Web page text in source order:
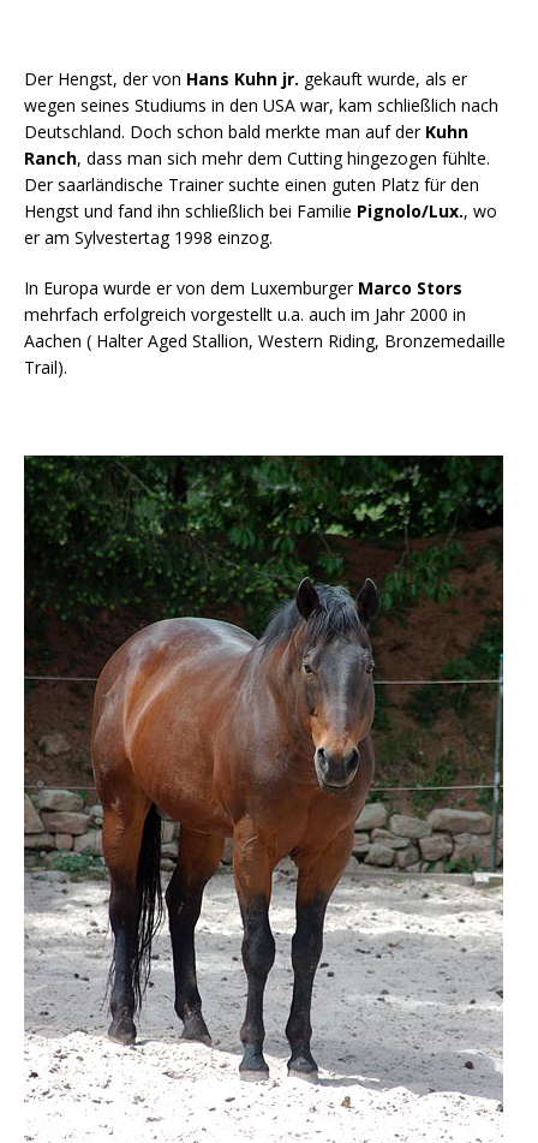
Der Hengst, der von Hans Kuhn jr. gekauft wurde, als er
wegen seines Studiums in den USA war, kam schließlich nach
Deutschland. Doch schon bald merkte man auf der Kuhn
Ranch, dass man sich mehr dem Cutting hingezogen fühlte.
Der saarländische Trainer suchte einen guten Platz für den
Hengst und fand ihn schließlich bei Familie Pignolo/Lux., wo
er am Sylvestertag 1998 einzog.
In Europa wurde er von dem Luxemburger Marco Stors
mehrfach erfolgreich vorgestellt u.a. auch im Jahr 2000 in
Aachen ( Halter Aged Stallion, Western Riding, Bronzemedaille
Trail).